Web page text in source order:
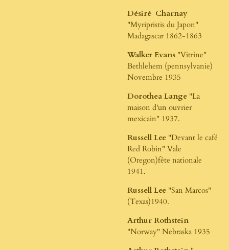
Désiré Charnay
"Myripristis du Japon"
Madagascar 1862-1863
Walker Evans "Vitrine"
Bethlehem (pennsylvanie)
Novembre 1935
Dorothea Lange "La
maison d'un ouvrier
mexicain" 1937.
Russell Lee "Devant le café
Red Robin" Vale
(Oregon)fête nationale
1941.
Russell Lee "San Marcos"
(Texas)1940.
Arthur Rothstein
"Norway" Nebraska 1935